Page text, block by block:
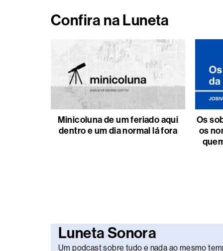
Confira na Luneta
Minicoluna de um feriado aqui
dentro e um dia normal lá fora
Os
os
Luneta Sonora
Um podcast sobre tudo e nada ao mesmo